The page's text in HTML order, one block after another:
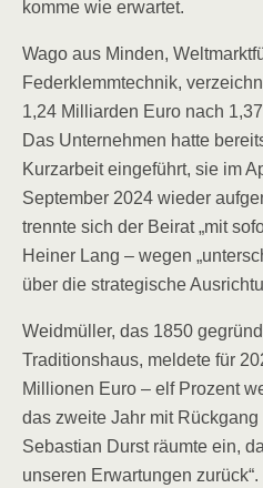
komme wie erwartet.
Wago aus Minden,
Federklemmtechnik,
1,24 Milliarden Euro nach
Das Unternehmen hatte
Kurzarbeit eingeführt, sie im
September 2024 wieder
trennte sich der Beirat „mit
Heiner Lang – wegen
über die strategische
Weidmüller, das 1850
Traditionshaus, meldete für
Millionen Euro – elf Prozent
das zweite Jahr mit
Sebastian Durst räumte ein,
unseren Erwartungen